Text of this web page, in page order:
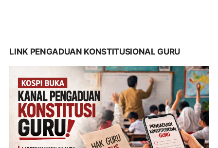
LINK PENGADUAN KONSTITUSIONAL GURU